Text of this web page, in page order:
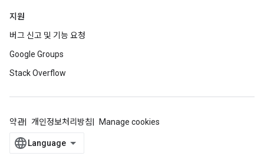
지원
버그 신고 및 기능 요청
Google Groups
Stack Overflow
약관 개인정보처리방침 Manage cookies